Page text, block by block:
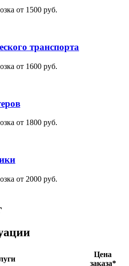
от 1500 руб.
транспорта
от 1600 руб.
от 1800 руб.
от 2000 руб.
Цена
заказа*